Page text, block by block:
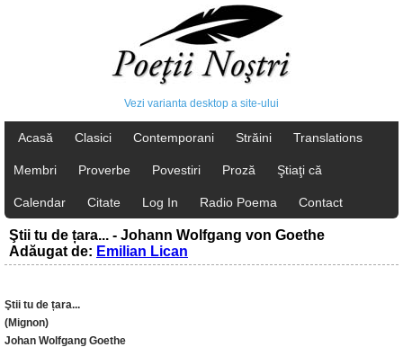
Vezi varianta desktop a site-ului
Acasă Clasici Contemporani Străini Translations
Membri Proverbe Povestiri Proză Ştiaţi că
Calendar Citate Log In Radio Poema Contact
Ştii tu de țara... - Johann Wolfgang von Goethe
Adăugat de: Emilian Lican
Ştii tu de țara...
(Mignon)
Johan Wolfgang Goethe